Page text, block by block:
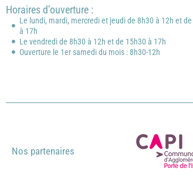
Horaires d’ouverture :
Le lundi, mardi, mercredi et jeudi de 8h30 à 12h et
à 17h
Le vendredi de 8h30 à 12h et de 15h30 à 17h
Ouverture le 1er samedi du mois : 8h30-12h
Nos partenaires